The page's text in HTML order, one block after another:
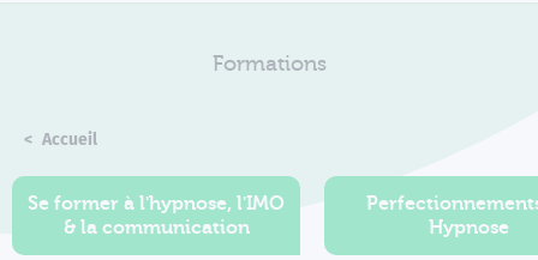
Formations
Accueil
Se former à l'hypnose, l'IMO
& la communication
Hypnose